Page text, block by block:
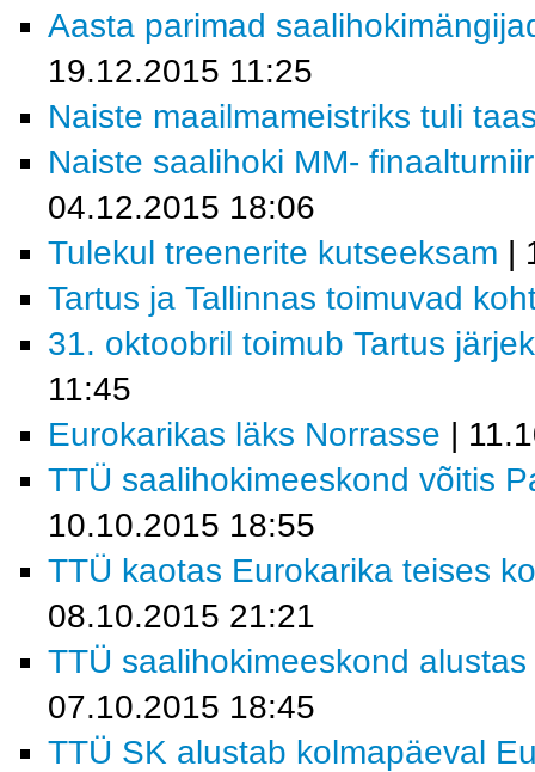
Aasta parimad
19.12.2015 11:25
Naiste maailmameistriks tuli
Naiste saalihoki MM-
04.12.2015 18:06
Tulekul treenerite kutseeksam |
Tartus ja Tallinnas toimuvad
31. oktoobril toimub Tartus
11:45
Eurokarikas läks Norrasse |
TTÜ saalihokimeeskond võitis
10.10.2015 18:55
TTÜ kaotas Eurokarika teises
08.10.2015 21:21
TTÜ saalihokimeeskond
07.10.2015 18:45
TTÜ SK alustab kolmapäeval